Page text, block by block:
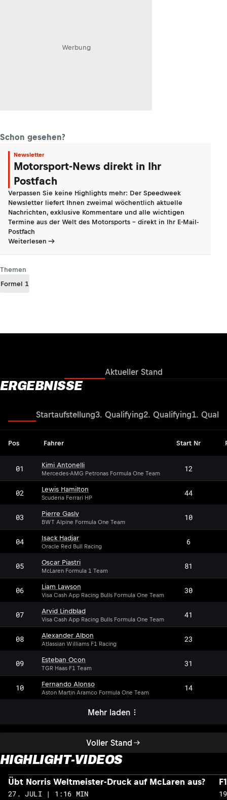
Werbung
Schon gesehen?
Newsletter
Motorsport-News direkt in Ihr
Postfach
Verpassen Sie keine Highlights mehr: Der Speedweek
Newsletter liefert Ihnen zweimal wöchentlich aktuelle
Nachrichten, exklusive Kommentare und alle wichtigen
Termine aus der Welt des Motorsports - direkt in Ihr E-Mail-
Postfach
Weiterlesen
Themen
Formel 1
Aktueller Stand
ERGEBNISSE
Voller Stand
Startaufstellung3. Qualifying2. Qualifying1.
Pos Fahrer Start Nr
01 Kimi Antonelli
Mercedes-AMG Petronas Formula One Team 12
02 Lewis Hamilton
Scuderia Ferrari HP 44
03 Pierre Gasly
BWT Alpine Formula One Team 10
04 Isack Hadjar
Oracle Red Bull Racing 6
05 Oscar Piastri
McLaren Formula 1 Team 81
06 Liam Lawson
Visa Cash App Racing Bulls Formula One Team 30
07 Arvid Lindblad
Visa Cash App Racing Bulls Formula One Team 41
08 Alexander Albon
Atlassian Williams F1 Racing 23
09 Esteban Ocon
TGR Haas F1 Team 31
10 Fernando Alonso
Aston Martin Aramco Formula One Team 14
Mehr laden
HIGHLIGHT-VIDEOS
Übt Norris Weltmeister-Druck auf McLaren aus?
27. JULI | 1:16 MIN